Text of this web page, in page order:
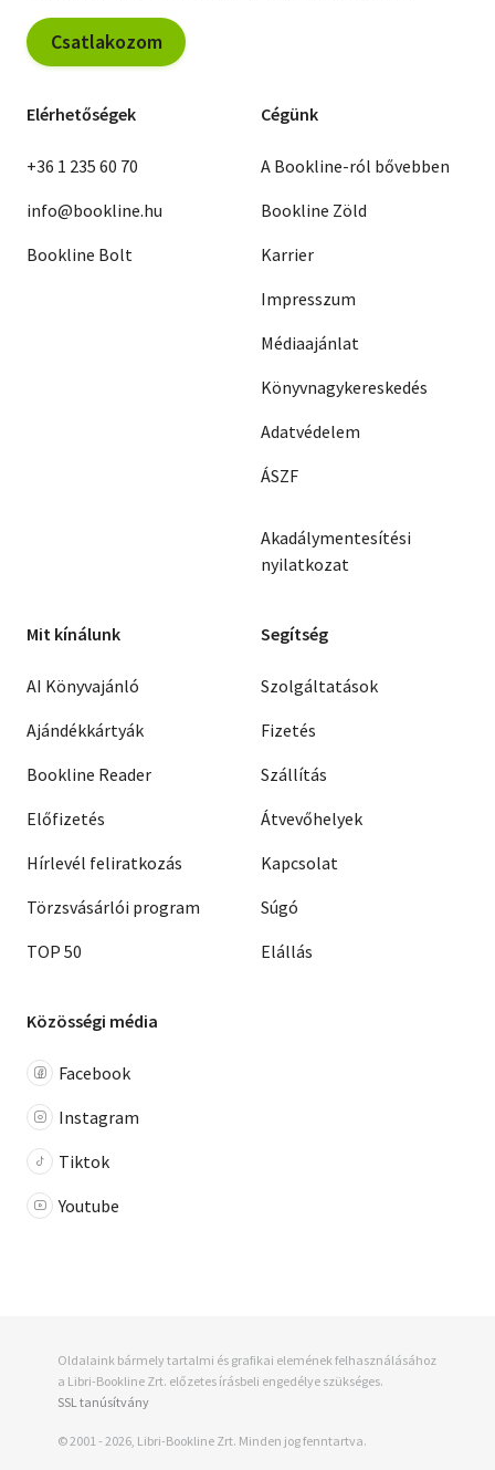
Csatlakozom
Elérhetőségek
+36 1 235 60 70
info@bookline.hu
Bookline Bolt
Cégünk
A Bookline-ról bővebben
Bookline Zöld
Karrier
Impresszum
Médiaajánlat
Könyvnagykereskedés
Adatvédelem
ÁSZF
Akadálymentesítési
nyilatkozat
Mit kínálunk
AI Könyvajánló
Ajándékkártyák
Bookline Reader
Előfizetés
Hírlevél feliratkozás
Törzsvásárlói program
TOP 50
Segítség
Szolgáltatások
Fizetés
Szállítás
Átvevőhelyek
Kapcsolat
Súgó
Elállás
Közösségi média
Facebook
Instagram
Tiktok
Youtube
Oldalaink bármely tartalmi és grafikai elemének felhasználásához
a Libri-Bookline Zrt. előzetes írásbeli engedélye szükséges.
SSL tanúsítvány
© 2001 - 2026, Libri-Bookline Zrt. Minden jog fenntartva.